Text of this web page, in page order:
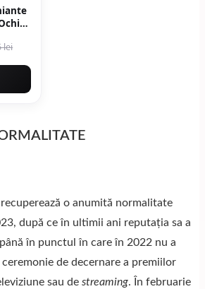
lei
o anumită normalitate
după ce în ultimii ani reputația sa a
în punctul în care în 2022 nu a
de decernare a premiilor
sau de streaming. În februarie